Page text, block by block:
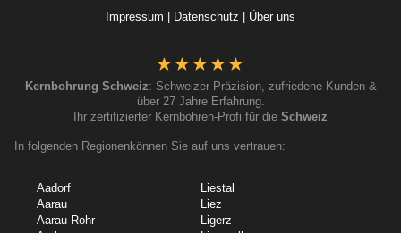
Impressum | Datenschutz | Über uns
Kernbohrung Schweiz: Schweizer Präzision, zufriedene Kunden &
über 27 Jahre Erfahrung.
Ihr zertifizierter Kernbohren-Profi für die Schweiz
In folgenden Regionenkönnen Sie auf uns vertrauen:
Aadorf
Aarau
Aarau Rohr
Liestal
Liez
Ligerz